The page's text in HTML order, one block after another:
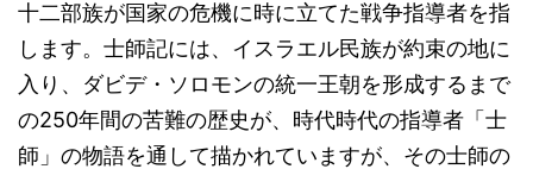
十二部族が国家の危機に時に立てた戦争指導者を指
します。士師記には、イスラエル民族が約束の地に
入り、ダビデ・ソロモンの統一王朝を形成するまで
の250年間の苦難の歴史が、時代時代の指導者「士
師」の物語を通して描かれていますが、その士師の